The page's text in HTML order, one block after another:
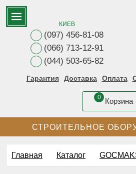
КИЕВ
(097) 456-81-08
(066) 713-12-91
(044) 503-65-82
Гарантия Доставка Оплата
0 Корзина
СТРОИТЕЛЬНОЕ
Главная Каталог